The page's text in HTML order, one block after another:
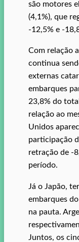
são motores
(4,1%), que
-12,5% e -
Com relação
continua
externas
embarques
23,8% do
relação ao
Unidos
participação
retração de -
período.
Já o Japão,
embarques
na pauta.
Juntos, os